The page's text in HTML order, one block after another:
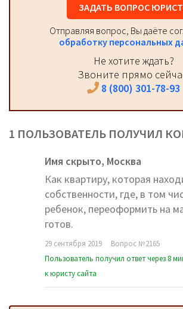
ЗАДАТЬ ВОПРОС
Отправляя вопрос, Вы даёте
обработку персональных
Не хотите ждать?
Звоните прямо
8 (800) 301-78-93
1 ПОЛЬЗОВАТЕЛЬ ПОЛУЧИЛ
Имя скрыто, Москва
Как квартиру, которая
собственности, где, в том
ребенок, переоформить на
готов.
29 сентября 2019 Вопрос №2165
Пользователь получил ответ через 8
к юристу сайта